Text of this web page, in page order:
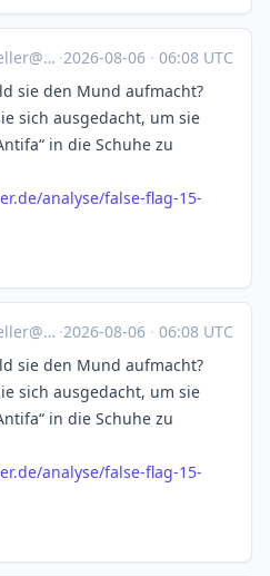
·2026-08-06 · 06:08 UTC
sie den Mund aufmacht?
sich ausgedacht, um sie
in die Schuhe zu
analyse/false-flag-15-
·2026-08-06 · 06:08 UTC
sie den Mund aufmacht?
sich ausgedacht, um sie
in die Schuhe zu
analyse/false-flag-15-